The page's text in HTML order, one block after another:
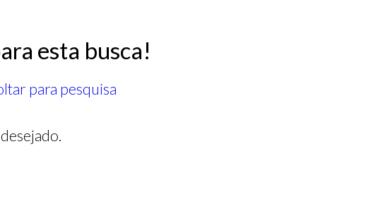
esta busca!
para pesquisa